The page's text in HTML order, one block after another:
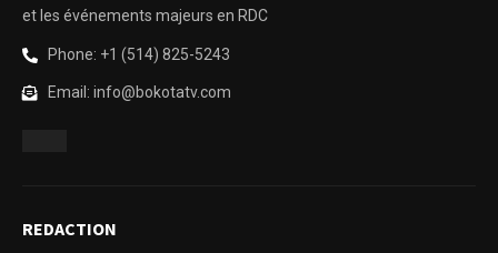
et les événements majeurs en RDC
Phone: +1 (514) 825-5243
Email: info@bokotatv.com
REDACTION